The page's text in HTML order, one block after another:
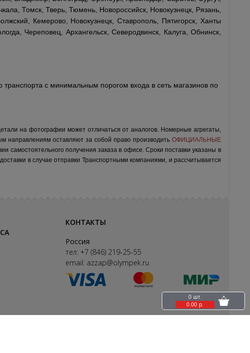
Томск, Тверь, Тюмень, Новороссийск, Новокузнецк, Рязань,
Кемерово, Новокузнецк, Ставрополь, Пятигорск, Ханты
Череповец, Архангельск, Северодвинск, Калуга, Обнинск,
с минимальным порогом входа в сеть магазинов по
на фотографии может отличаться от аналогов. Номерные агрегаты,
направлениям оставляют за собой право производитьОФИЦИАЛЬНЫЕ
самостоятельного получения заказа в офисе. Сроки поставки указаны в
в случае отправки Транспортными компаниями, и рассчитывается
КОНТАКТЫ
Россия
тел: +7 (846) 219-25-55
email: azzap@olympek.ru
0 шт.
0.00 р.